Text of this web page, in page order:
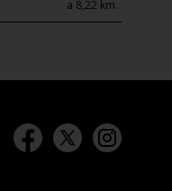
a 8,22 km.